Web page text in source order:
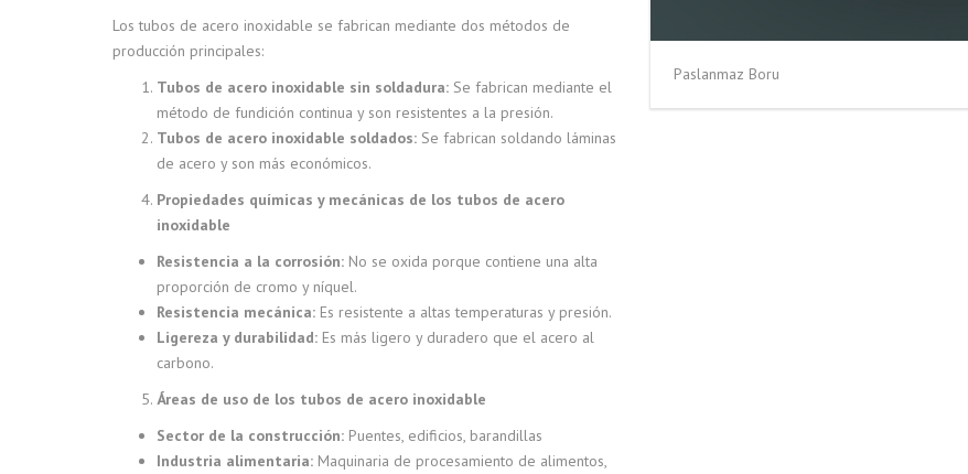
Los tubos de acero inoxidable se fabrican mediante dos métodos de
producción principales:
Tubos de acero inoxidable sin soldadura: Se fabrican mediante el
método de fundición continua y son resistentes a la presión.
Tubos de acero inoxidable soldados: Se fabrican soldando láminas
de acero y son más económicos.
Propiedades químicas y mecánicas de los tubos de acero
inoxidable
Resistencia a la corrosión: No se oxida porque contiene una alta
proporción de cromo y níquel.
Resistencia mecánica: Es resistente a altas temperaturas y presión.
Ligereza y durabilidad: Es más ligero y duradero que el acero al
carbono.
Áreas de uso de los tubos de acero inoxidable
Sector de la construcción: Puentes, edificios, barandillas
Industria alimentaria: Maquinaria de procesamiento de alimentos,
Paslanmaz Boru